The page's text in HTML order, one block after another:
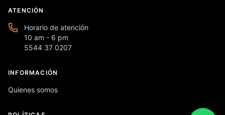
ATENCIÓN
Horario de atención
10 am - 6 pm
5544 37 0207
INFORMACIÓN
Quienes somos